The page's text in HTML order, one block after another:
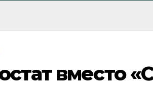
вместо